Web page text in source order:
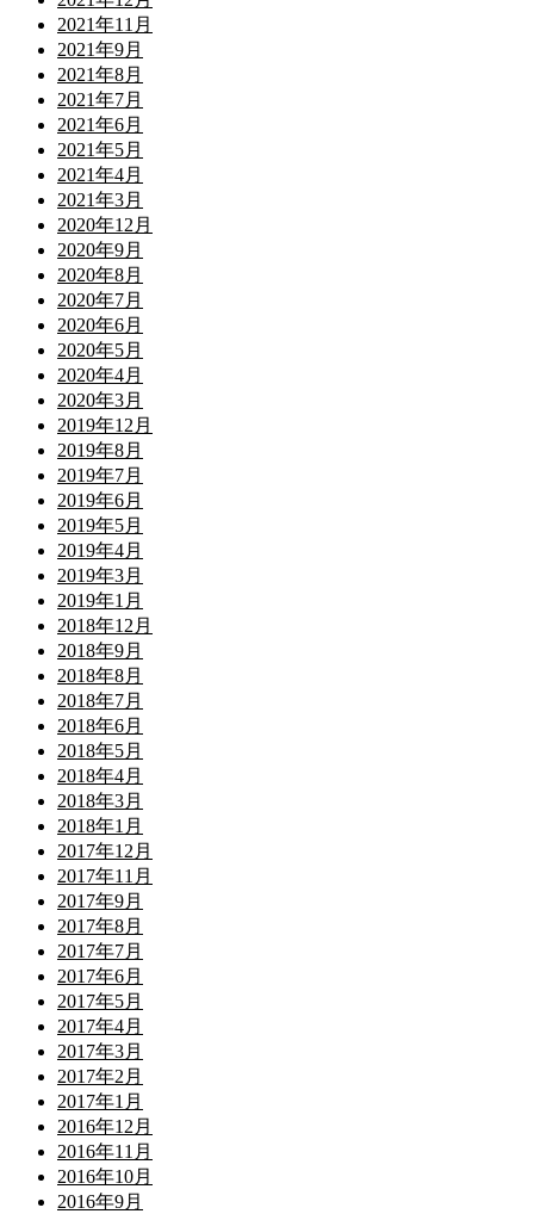
2021年11月
2021年9月
2021年8月
2021年7月
2021年6月
2021年5月
2021年4月
2021年3月
2020年12月
2020年9月
2020年8月
2020年7月
2020年6月
2020年5月
2020年4月
2020年3月
2019年12月
2019年8月
2019年7月
2019年6月
2019年5月
2019年4月
2019年3月
2019年1月
2018年12月
2018年9月
2018年8月
2018年7月
2018年6月
2018年5月
2018年4月
2018年3月
2018年1月
2017年12月
2017年11月
2017年9月
2017年8月
2017年7月
2017年6月
2017年5月
2017年4月
2017年3月
2017年2月
2017年1月
2016年12月
2016年11月
2016年10月
2016年9月